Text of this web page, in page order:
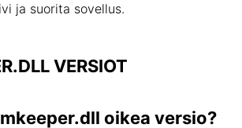
ja suorita sovellus.
VERSIOT
oikea versio?